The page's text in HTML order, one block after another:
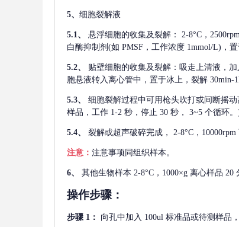
5、 细胞裂解液
5.1、 悬浮细胞的收集及裂解：
2-8°C，
白酶抑制剂(如 PMSF，工作浓度 1mmol/L)，
5.2、 贴壁细胞的收集及裂解：吸走上清液，加
胞悬液转入离心管中，置于冰上，裂解 30min-
5.3、 细胞裂解过程中可用枪头吹打或间断摇
样品，工作 1-2 秒，停止 30 秒， 3~5 个循环。
5.4、 裂解或超声破碎完成， 2-8°C，
注意： 注意事项同组织样本。
6、 其他生物样本 2-8°C，1000×g 离心样品
操作步骤：
步骤 1： 向孔中加入 100ul 标准品或待测样品